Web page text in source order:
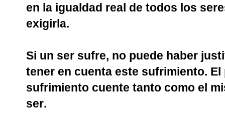
en la igualdad real de todos los
exigirla.
Si un ser sufre, no puede haber
tener en cuenta este sufrimiento.
sufrimiento cuente tanto como el
ser.